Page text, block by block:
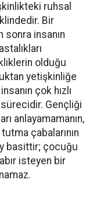
ruhsal
Bir
insanın
olduğu
yetişkinliğe
çok hızlı
Gençliği
anlayamamanın,
çabalarının
basittir; çocuğu
isteyen bir